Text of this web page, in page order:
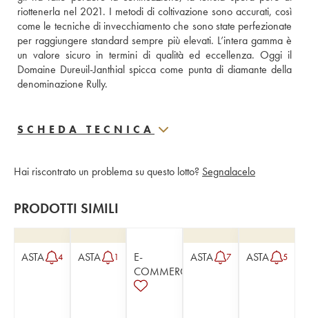
riottenerla nel 2021. I metodi di coltivazione sono accurati, così
come le tecniche di invecchiamento che sono state perfezionate
per raggiungere standard sempre più elevati. L’intera gamma è
un valore sicuro in termini di qualità ed eccellenza. Oggi il
Domaine Dureuil-Janthial spicca come punta di diamante della
denominazione Rully.
SCHEDA TECNICA
Hai riscontrato un problema su questo lotto? Segnalacelo
PRODOTTI SIMILI
ASTA 4 ASTA 1
E-
COMMERCE
ASTA 7 ASTA 5